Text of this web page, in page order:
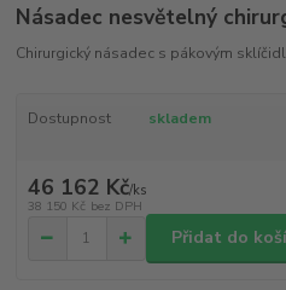
Násadec nesvětelný
Chirurgický násadec s pákovým
Dostupnost skladem
46 162 Kč/ks
38 150 Kč bez DPH
Přidat do